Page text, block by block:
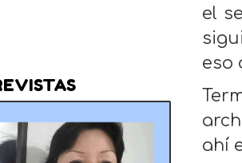
el
eso
ahí